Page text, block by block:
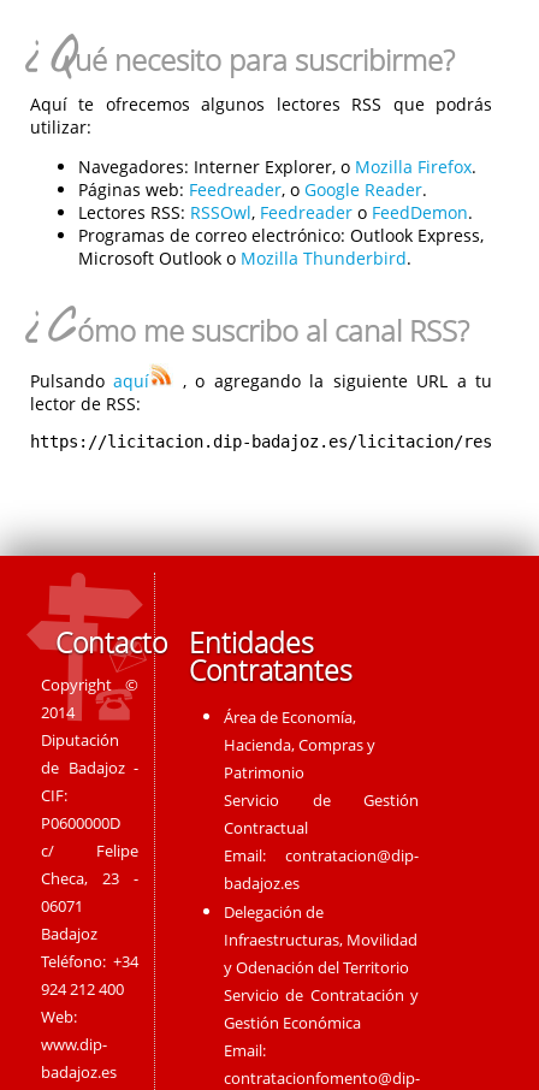
¿Qué necesito para suscribirme?
Aquí te ofrecemos algunos lectores RSS que podrás
utilizar:
Navegadores: Interner Explorer, o Mozilla Firefox.
Páginas web: Feedreader, o Google Reader.
Lectores RSS: RSSOwl, Feedreader o FeedDemon.
Programas de correo electrónico: Outlook Express,
Microsoft Outlook o Mozilla Thunderbird.
¿Cómo me suscribo al canal RSS?
Pulsandoaquí
, o agregando la siguiente URL a tu
lector de RSS:
https://licitacion.dip-badajoz.es/licitacion/rest/rss/
Contacto
Copyright ©
2014
Diputación
de Badajoz -
CIF:
P0600000D
c/ Felipe
Checa, 23 -
06071
Badajoz
Teléfono: +34
924 212 400
Web:
www.dip-
badajoz.es
Entidades
Contratantes
Área de Economía,
Hacienda, Compras y
Patrimonio
Servicio de Gestión
Contractual
Email:contratacion@dip-
badajoz.es
Delegación de
Infraestructuras, Movilidad
y Odenación del Territorio
Servicio de Contratación y
Gestión Económica
Email:
contratacionfomento@dip-